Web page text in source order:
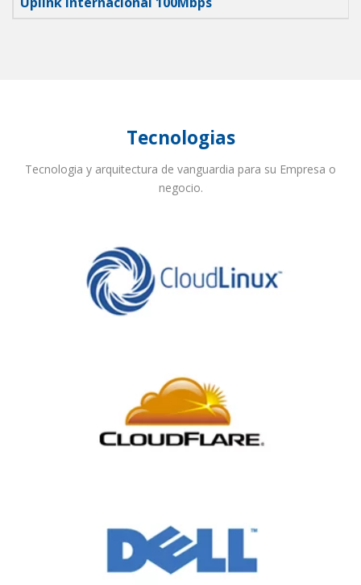
Tecnologias
Tecnologia y arquitectura de vanguardia para su Empresa o
negocio.